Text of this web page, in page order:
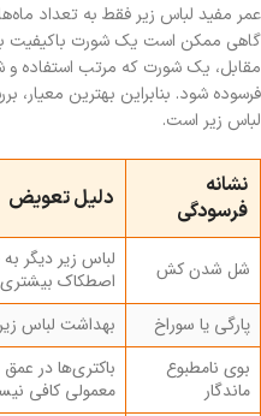
عمر مفید لباس زیر فقط به تعداد
گاهی ممکن است یک شورت باکیفیت
مقابل، یک شورت که مرتب استفاده
فرسوده شود. بنابراین بهترین معیار،
لباس زیر است.
نشانه
فرسودگی
دلیل تعویض
شل شدن کش
لباس زیر دیگر
اصطکاک بیشتری
پارگی یا سوراخ
بهداشت لباس
بوی نامطبوع
ماندگار
باکتری‌ها در
معمولی کافی